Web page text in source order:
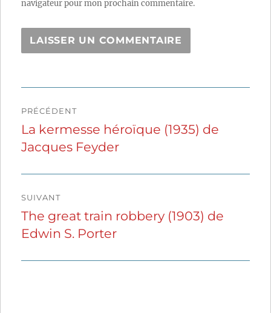
navigateur pour mon prochain commentaire.
de
l’article
PRÉCÉDENT
Publication
précédente :
La kermesse héroïque (1935) de
Jacques Feyder
SUIVANT
Publication
suivante :
The great train robbery (1903) de
Edwin S. Porter